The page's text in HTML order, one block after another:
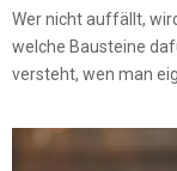
Wer nicht auffällt,
welche Bausteine
versteht, wen man